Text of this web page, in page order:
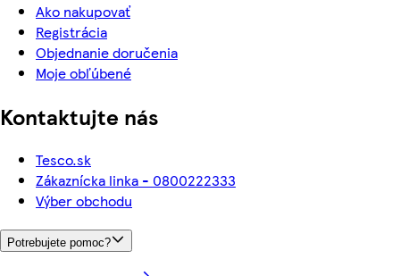
Ako nakupovať
Registrácia
Objednanie doručenia
Moje obľúbené
Kontaktujte nás
Tesco.sk
Zákaznícka linka - 0800222333
Výber obchodu
Potrebujete pomoc?